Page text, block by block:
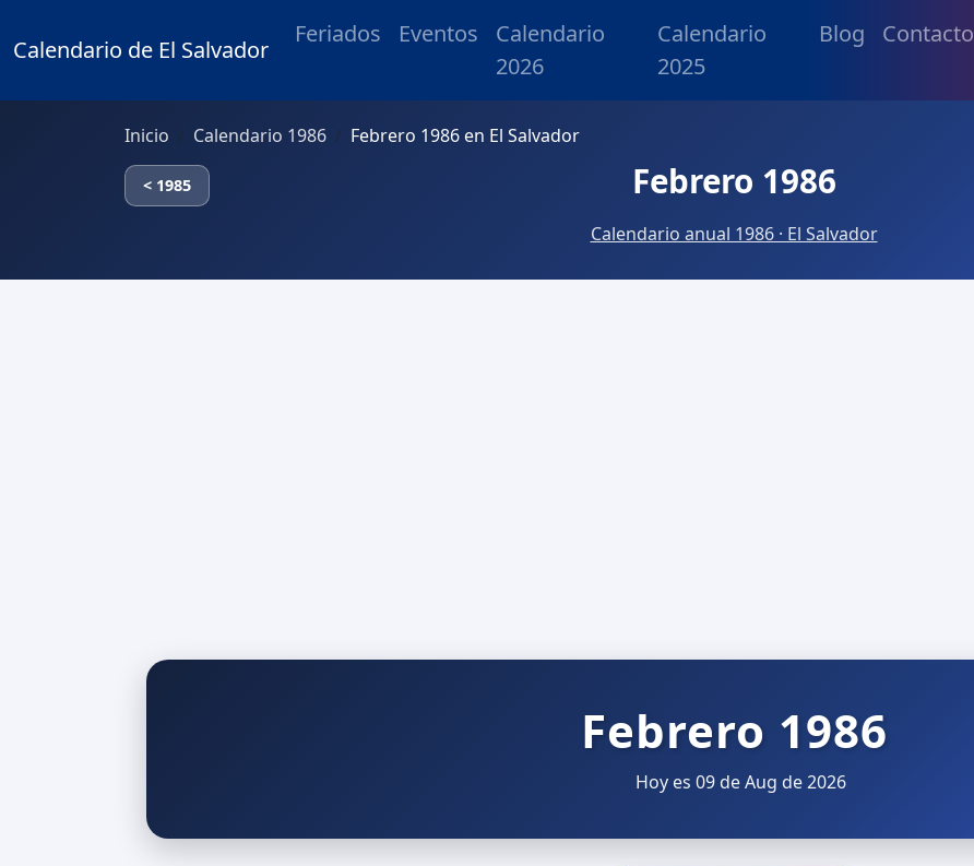
Calendario de El Salvador
Feriados Eventos
Calendario
2026
Calendario
2025
Blog Contacto
Inicio Calendario 1986 Febrero 1986 en El Salvador
< 1985 Febrero 1986
Calendario anual 1986 · El Salvador
Febrero 1986
Hoy es 09 de Aug de 2026